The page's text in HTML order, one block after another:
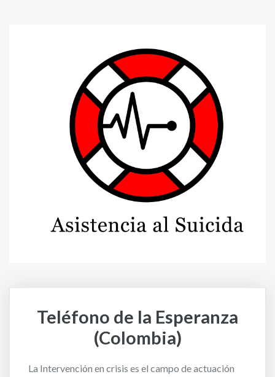
Teléfono de la Esperanza
(Colombia)
La Intervención en crisis es el campo de actuación